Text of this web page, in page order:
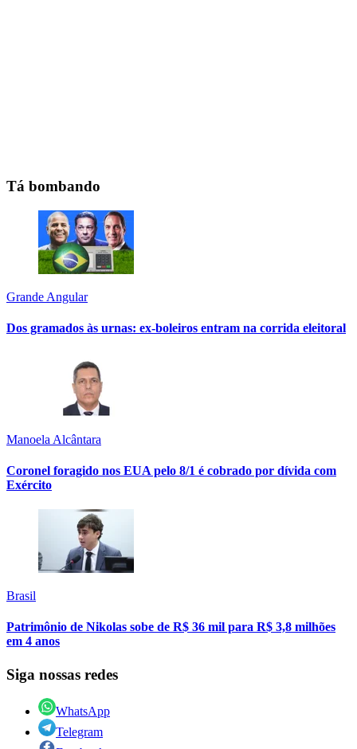
Tá bombando
Grande Angular
Dos gramados às urnas: ex-boleiros entram na corrida eleitoral
Manoela Alcântara
Coronel foragido nos EUA pelo 8/1 é cobrado por dívida com
Exército
Brasil
Patrimônio de Nikolas sobe de R$ 36 mil para R$ 3,8 milhões
em 4 anos
Siga nossas redes
WhatsApp
Telegram